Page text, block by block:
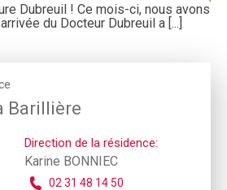
Dubreuil ! Ce mois-ci, nous avons
du Docteur Dubreuil a [...]
Barillière
Direction de la résidence:
Karine BONNIEC
02 31 48 14 50